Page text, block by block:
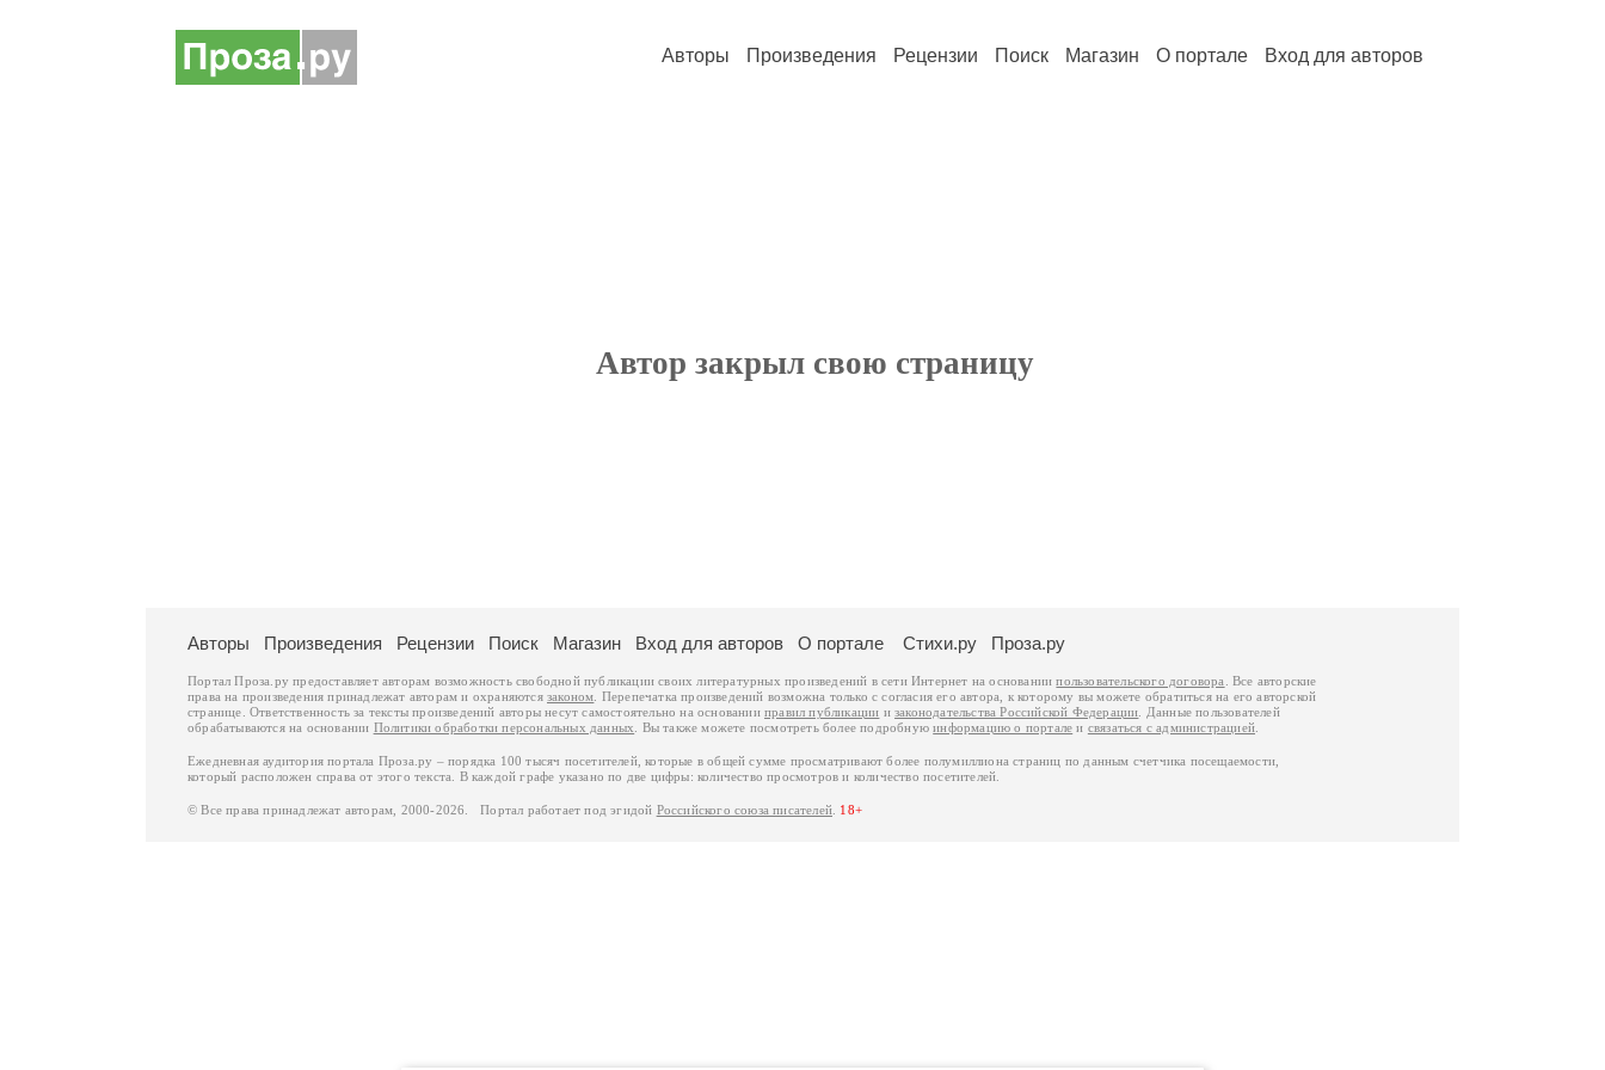
Авторы Произведения Рецензии Поиск Магазин О портале Вход для авторов
Автор закрыл свою страницу
Авторы Произведения Рецензии Поиск Магазин Вход для авторов О портале Стихи.ру Проза.ру
Портал Проза.ру предоставляет авторам возможность свободной публикации своих литературных произведений в сети Интернет на основаниипользовательского договора
. Все авторские
права на произведения принадлежат авторам и охраняются законом . Перепечатка произведений возможна только с согласия его автора, к которому вы можете обратиться на его авторской
странице. Ответственность за тексты произведений авторы несут самостоятельно на основанииправил публикации изаконодательства Российской Федерации . Данные пользователей
обрабатываются на основании Политики обработки персональных данных . Вы также можете посмотреть более подробнуюинформацию о портале и связаться с администрацией
Ежедневная аудитория портала Проза.ру – порядка 100 тысяч посетителей, которые в общей сумме просматривают более полумиллиона страниц по данным счетчика посещаемости,
который расположен справа от этого текста. В каждой графе указано по две цифры: количество просмотров и количество посетителей.
© Все права принадлежат авторам, 2000-2026. Портал работает под эгидой Российского союза писателей 18+